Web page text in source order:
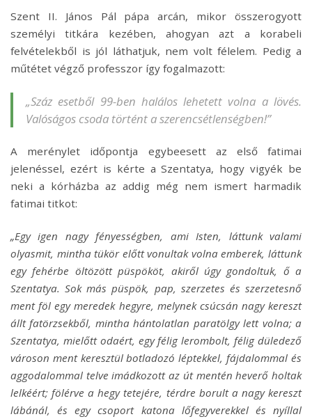
Szent II. János Pál pápa arcán, mikor összerogyott
személyi titkára kezében, ahogyan azt a korabeli
felvételekből is jól láthatjuk, nem volt félelem. Pedig a
műtétet végző professzor így fogalmazott:
„Száz esetből 99-ben halálos lehetett volna a lövés.
Valóságos csoda történt a szerencsétlenségben!”
A merénylet időpontja egybeesett az első fatimai
jelenéssel, ezért is kérte a Szentatya, hogy vigyék be
neki a kórházba az addig még nem ismert harmadik
fatimai titkot:
„Egy igen nagy fényességben, ami Isten, láttunk valami
olyasmit, mintha tükör előtt vonultak volna emberek, láttunk
egy fehérbe öltözött püspököt, akiről úgy gondoltuk, ő a
Szentatya. Sok más püspök, pap, szerzetes és szerzetesnő
ment föl egy meredek hegyre, melynek csúcsán nagy kereszt
állt fatörzsekből, mintha hántolatlan paratölgy lett volna; a
Szentatya, mielőtt odaért, egy félig lerombolt, félig düledező
városon ment keresztül botladozó léptekkel, fájdalommal és
aggodalommal telve imádkozott az út mentén heverő holtak
lelkéért; fölérve a hegy tetejére, térdre borult a nagy kereszt
lábánál, és egy csoport katona lőfegyverekkel és nyíllal